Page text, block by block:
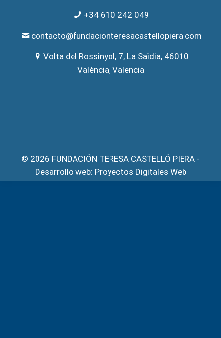
+34 610 242 049
contacto@fundacionteresacastellopiera.com
Volta del Rossinyol, 7, La Saïdia, 46010
València, Valencia
© 2026 FUNDACIÓN TERESA CASTELLÓ PIERA -
Desarrollo web: Proyectos Digitales Web